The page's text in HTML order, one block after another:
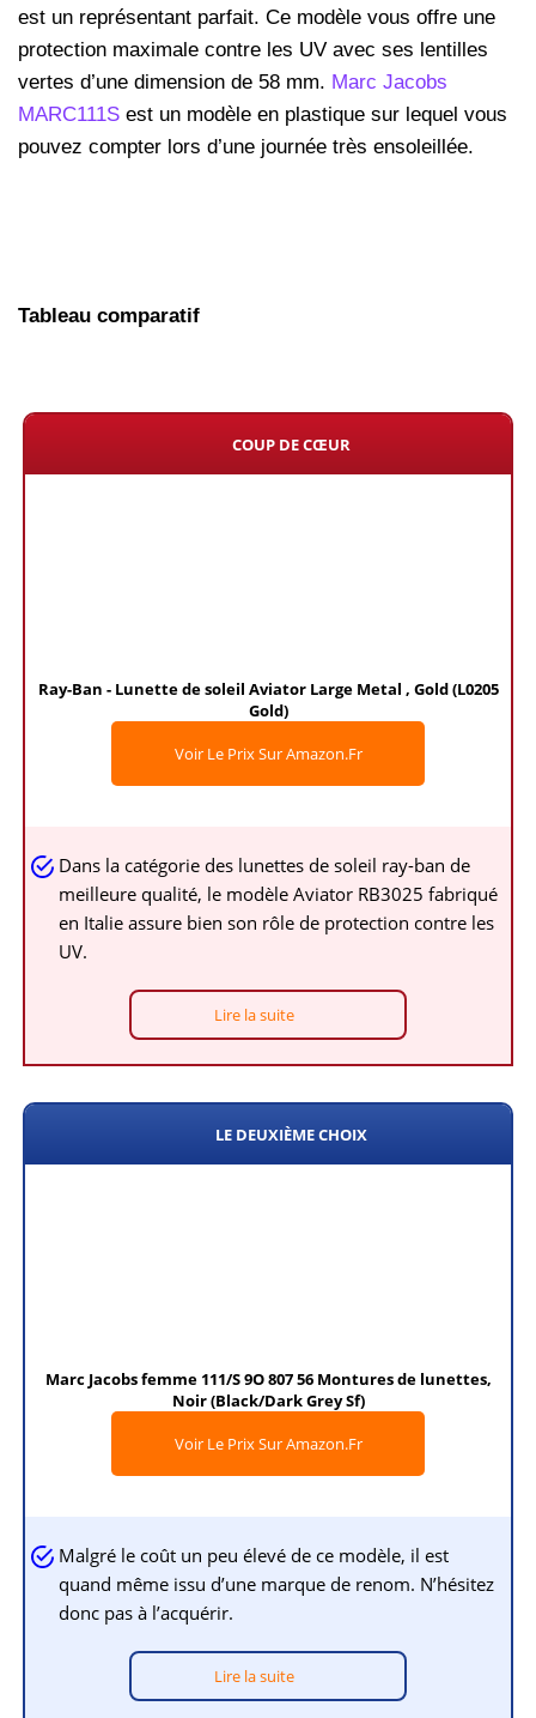
est un représentant parfait. Ce modèle vous offre une
protection maximale contre les UV avec ses lentilles
vertes d’une dimension de 58 mm. Marc Jacobs
MARC111S est un modèle en plastique sur lequel vous
pouvez compter lors d’une journée très ensoleillée.
Tableau comparatif
COUP DE CŒUR
Ray-Ban - Lunette de soleil Aviator Large Metal , Gold (L0205
Gold)
Voir Le Prix Sur Amazon.fr
Dans la catégorie des lunettes de soleil ray-ban de
meilleure qualité, le modèle Aviator RB3025 fabriqué
en Italie assure bien son rôle de protection contre les
UV.
Lire la suite
LE DEUXIÈME CHOIX
Marc Jacobs femme 111/S 9O 807 56 Montures de lunettes,
Noir (Black/Dark Grey Sf)
Voir Le Prix Sur Amazon.fr
Malgré le coût un peu élevé de ce modèle, il est
quand même issu d’une marque de renom. N’hésitez
donc pas à l’acquérir.
Lire la suite